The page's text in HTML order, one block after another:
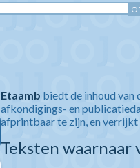
Etaamb biedt de inhoud van
afkondigings- en
afprintbaar te zijn, en
Teksten